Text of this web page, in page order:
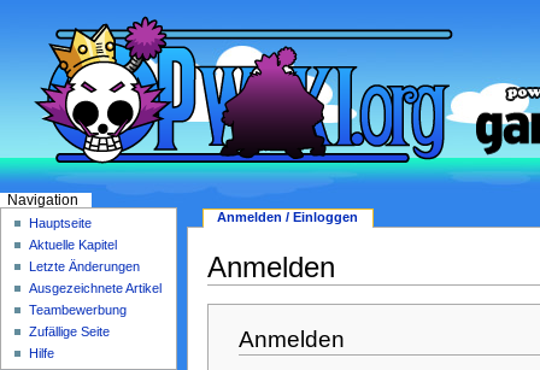
Anmelden
Anmelden
Anmelden / Einloggen
Navigation
Hauptseite
Aktuelle Kapitel
Letzte Änderungen
Ausgezeichnete Artikel
Teambewerbung
Zufällige Seite
Hilfe